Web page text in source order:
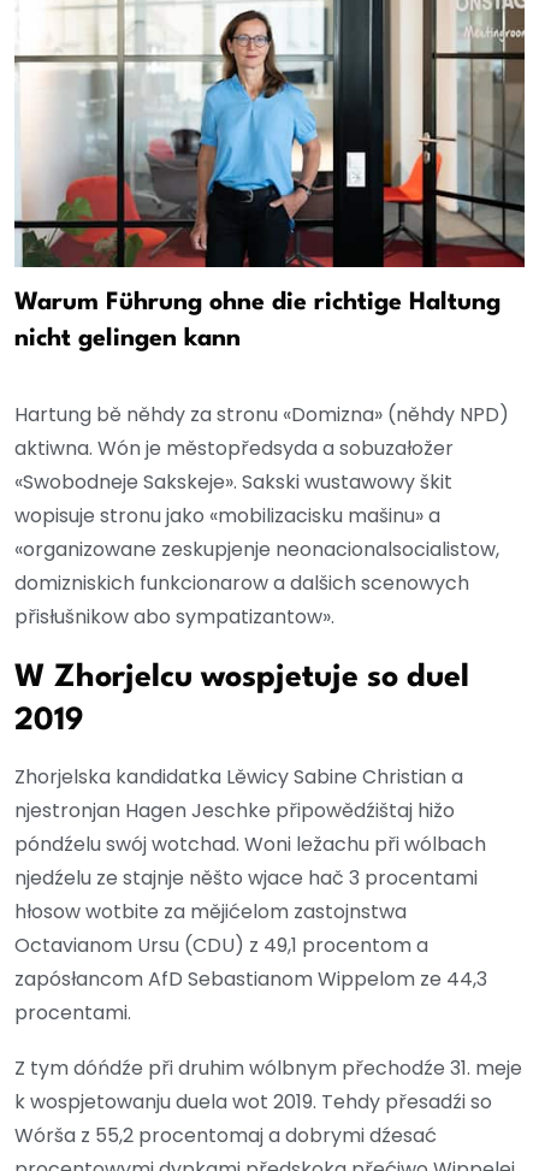
Warum Führung ohne die richtige Haltung
nicht gelingen kann
Hartung bě něhdy za stronu «Domizna» (něhdy NPD)
aktiwna. Wón je městopředsyda a sobuzałožer
«Swobodneje Sakskeje». Sakski wustawowy škit
wopisuje stronu jako «mobilizacisku mašinu» a
«organizowane zeskupjenje neonacionalsocialistow,
domizniskich funkcionarow a dalšich scenowych
přisłušnikow abo sympatizantow».
W Zhorjelcu wospjetuje so duel
2019
Zhorjelska kandidatka Lěwicy Sabine Christian a
njestronjan Hagen Jeschke připowědźištaj hižo
póndźelu swój wotchad. Woni ležachu při wólbach
njedźelu ze stajnje něšto wjace hač 3 procentami
hłosow wotbite za mějićelom zastojnstwa
Octavianom Ursu (CDU) z 49,1 procentom a
zapósłancom AfD Sebastianom Wippelom ze 44,3
procentami.
Z tym dóńdźe při druhim wólbnym přechodźe 31. meje
k wospjetowanju duela wot 2019. Tehdy přesadźi so
Wórša z 55,2 procentomaj a dobrymi dźesać